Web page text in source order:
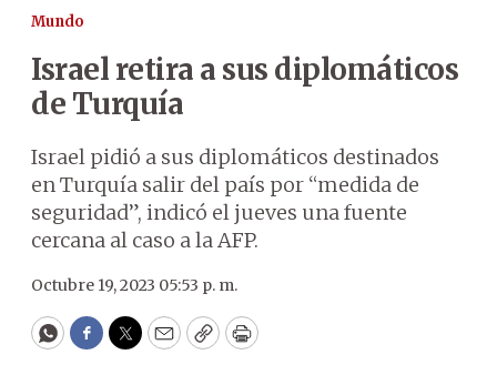
Mundo
Israel retira a sus diplomáticos
de Turquía
Israel pidió a sus diplomáticos destinados
en Turquía salir del país por “medida de
seguridad”, indicó el jueves una fuente
cercana al caso a la AFP.
Octubre 19, 2023 05:53 p. m.
WhatsApp
Facebook
Twitter
EmailCopyPrint